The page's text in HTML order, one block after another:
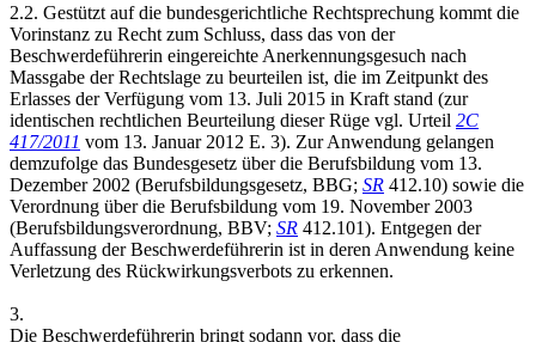
2.2. Gestützt auf die bundesgerichtliche Rechtsprechung kommt die
Vorinstanz zu Recht zum Schluss, dass das von der
Beschwerdeführerin eingereichte Anerkennungsgesuch nach
Massgabe der Rechtslage zu beurteilen ist, die im Zeitpunkt des
Erlasses der Verfügung vom 13. Juli 2015 in Kraft stand (zur
identischen rechtlichen Beurteilung dieser Rüge vgl. Urteil 2C
417/2011 vom 13. Januar 2012 E. 3). Zur Anwendung gelangen
demzufolge das Bundesgesetz über die Berufsbildung vom 13.
Dezember 2002 (Berufsbildungsgesetz, BBG; SR 412.10) sowie die
Verordnung über die Berufsbildung vom 19. November 2003
(Berufsbildungsverordnung, BBV; SR 412.101). Entgegen der
Auffassung der Beschwerdeführerin ist in deren Anwendung keine
Verletzung des Rückwirkungsverbots zu erkennen.
3.
Die Beschwerdeführerin bringt sodann vor, dass die